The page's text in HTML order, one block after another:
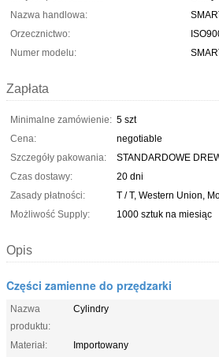
Nazwa handlowa:
Orzecznictwo:
Numer modelu:
Zapłata
Minimalne zamówienie: 5 szt
Cena:
negotiable
Szczegóły pakowania:
STANDARDOWE
Czas dostawy:
20 dni
Zasady płatności:
T / T, Western Union,
Możliwość Supply:
1000 sztuk na miesiąc
Opis
Części zamienne do przędzarki
Nazwa
produktu:
Cylindry
Materiał:
Importowany